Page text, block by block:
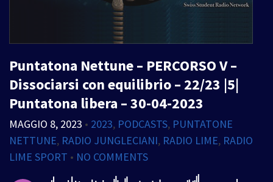
Puntatona Nettune – PERCORSO V –
Dissociarsi con equilibrio – 22/23 |5|
Puntatona libera – 30-04-2023
MAGGIO 8, 2023 • 2023, PODCASTS, PUNTATONE
NETTUNE, RADIO JUNGLECIANI, RADIO LIME, RADIO
LIME SPORT • NO COMMENTS